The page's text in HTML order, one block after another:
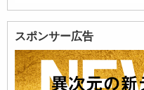
スポンサー広告